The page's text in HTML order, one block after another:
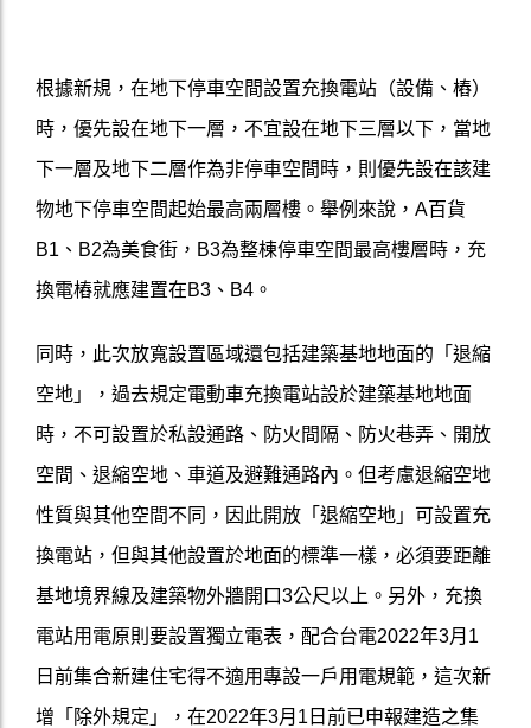
根據新規，在地下停車空間設置充換電站（設備、樁）
時，優先設在地下一層，不宜設在地下三層以下，當地
下一層及地下二層作為非停車空間時，則優先設在該建
物地下停車空間起始最高兩層樓。舉例來說，A百貨
B1、B2為美食街，B3為整棟停車空間最高樓層時，充
換電樁就應建置在B3、B4。
同時，此次放寬設置區域還包括建築基地地面的「退縮
空地」，過去規定電動車充換電站設於建築基地地面
時，不可設置於私設通路、防火間隔、防火巷弄、開放
空間、退縮空地、車道及避難通路內。但考慮退縮空地
性質與其他空間不同，因此開放「退縮空地」可設置充
換電站，但與其他設置於地面的標準一樣，必須要距離
基地境界線及建築物外牆開口3公尺以上。另外，充換
電站用電原則要設置獨立電表，配合台電2022年3月1
日前集合新建住宅得不適用專設一戶用電規範，這次新
增「除外規定」，在2022年3月1日前已申報建造之集